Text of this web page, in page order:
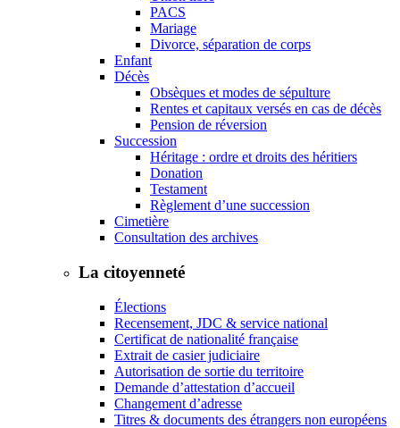
PACS
Mariage
Divorce, séparation de corps
Enfant
Décès
Obsèques et modes de sépulture
Rentes et capitaux versés en cas de décès
Pension de réversion
Succession
Héritage : ordre et droits des héritiers
Donation
Testament
Règlement d’une succession
Cimetière
Consultation des archives
La citoyenneté
Élections
Recensement, JDC & service national
Certificat de nationalité française
Extrait de casier judiciaire
Autorisation de sortie du territoire
Demande d’attestation d’accueil
Changement d’adresse
Titres & documents des étrangers non européens